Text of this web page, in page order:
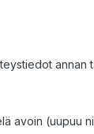
annan
avoin (uupuu